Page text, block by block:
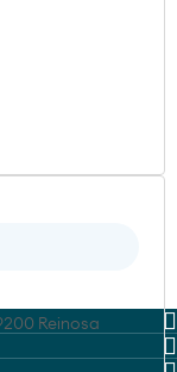
Reinosa